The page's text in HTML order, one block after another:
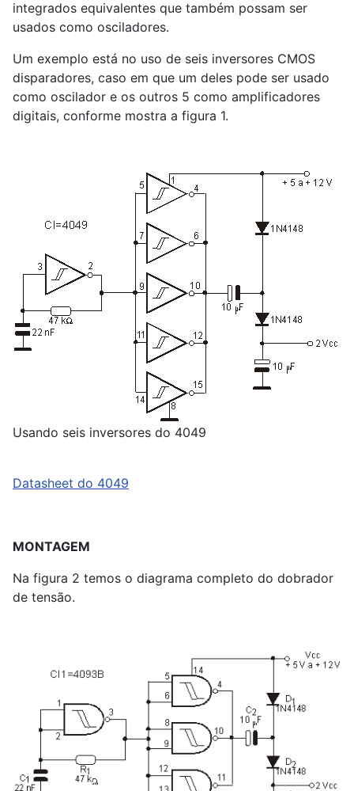
integrados equivalentes que também possam ser
usados como osciladores.
Um exemplo está no uso de seis inversores CMOS
disparadores, caso em que um deles pode ser usado
como oscilador e os outros 5 como amplificadores
digitais, conforme mostra a figura 1.
Usando seis inversores do 4049
Datasheet do 4049
MONTAGEM
Na figura 2 temos o diagrama completo do dobrador
de tensão.